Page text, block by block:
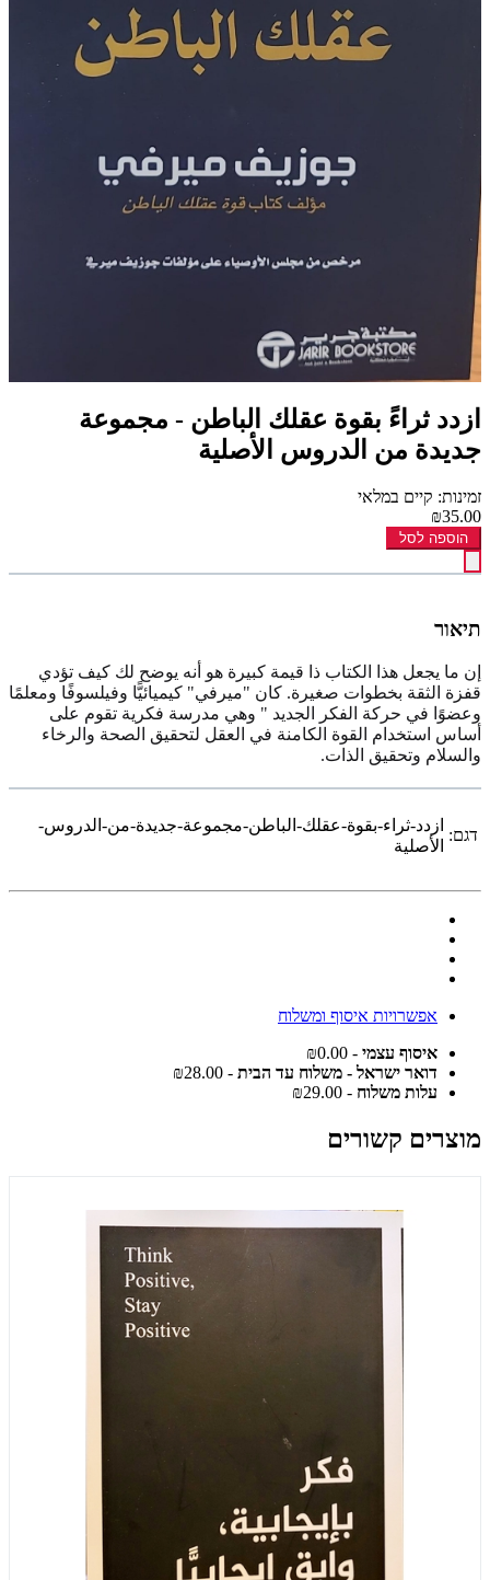
ازدد ثراءً بقوة عقلك الباطن - مجموعة
جديدة من الدروس الأصلية
זמינות: קיים במלאי
₪35.00
הוספה לסל
תיאור
إن ما يجعل هذا الكتاب ذا قيمة كبيرة هو أنه يوضح لك كيف تؤدي
قفزة الثقة بخطوات صغيرة. كان "ميرفي" كيميائيًّا وفيلسوفًا ومعلمًا
وعضوًا في حركة الفكر الجديد " وهي مدرسة فكرية تقوم على
أساس استخدام القوة الكامنة في العقل لتحقيق الصحة والرخاء
والسلام وتحقيق الذات.
דגם:
ازدد-ثراء-بقوة-عقلك-الباطن-مجموعة-جديدة-من-الدروس-
الأصلية
אפשרויות איסוף ומשלוח
איסוף עצמי - ₪0.00
דואר ישראל - משלוח עד הבית - ₪28.00
עלות משלוח - ₪29.00
מוצרים קשורים